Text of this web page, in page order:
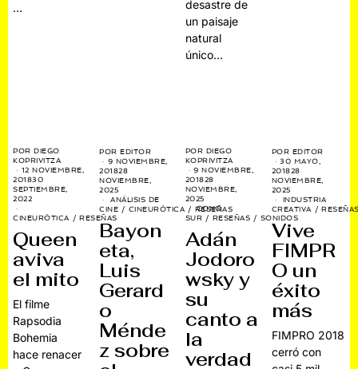
…
desastre de
un paisaje
natural
único…
PORDIEGO
KOPRIVITZA
12 NOVIEMBRE,
201830
SEPTIEMBRE,
2022
CINEURÓTICA / RESEÑAS
Queen
aviva
el mito
El filme
Rapsodia
Bohemia
hace renacer
POREDITOR
9 NOVIEMBRE,
201828
NOVIEMBRE,
2025
ANÁLISIS DE
CINE / CINEURÓTICA / RESEÑAS
Bayon
eta,
Luis
Gerard
o
Ménde
z sobre
POR DIEGO
KOPRIVITZA
9 NOVIEMBRE,
201828
NOVIEMBRE,
2025
CONO
SUR / RESEÑAS / SONIDOS
Adán
Jodoro
wsky y
su
canto a
la
verdad
POR EDITOR
30 MAYO,
201828
NOVIEMBRE,
2025
INDUSTRIA
CREATIVA /
Vive
FIMPR
O un
éxito
más
FIMPRO 2018
cerró con